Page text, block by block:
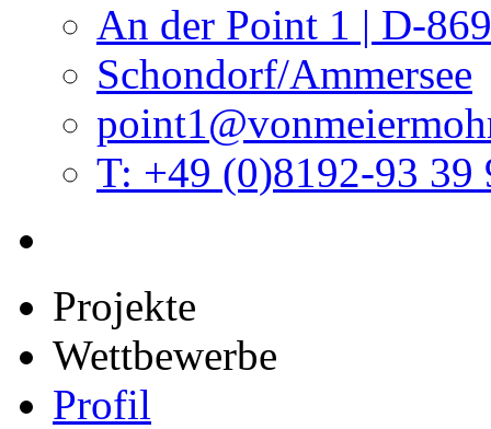
An der Point 1 | D-
Schondorf/Ammersee
T: +49 (0)8192-93 39
Projekte
Wettbewerbe
Profil